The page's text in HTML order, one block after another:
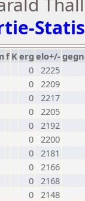
f Kerg elo+/-
0 2225
0 2209
0 2217
0 2205
0 2192
0 2200
0 2181
0 2166
0 2168
0 2148